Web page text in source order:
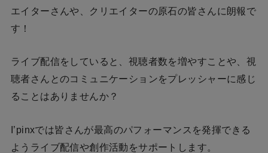
エイターさんや、クリエイターの原石の皆さんに朗報で
す！
ライブ配信をしていると、視聴者数を増やすことや、視
聴者さんとのコミュニケーションをプレッシャーに感じ
ることはありませんか？
I’pinxでは皆さんが最高のパフォーマンスを発揮できる
ようライブ配信や創作活動をサポートします。